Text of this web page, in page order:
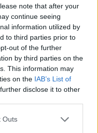
note that after your
continue seeing
information utilized by
to third parties prior to
out of the further
by third parties on the
This information may
on the IAB’s List of
disclose it to other
one or more Google
Outs